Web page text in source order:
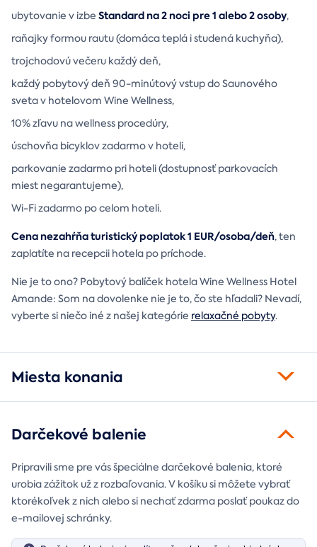
ubytovanie v izbe Standard na 2 noci pre 1 alebo 2 osoby,
raňajky formou rautu (domáca teplá i studená kuchyňa),
trojchodovú večeru každý deň,
každý pobytový deň 90-minútový vstup do Saunového
sveta v hotelovom Wine Wellness,
10% zľavu na wellness procedúry,
úschovňa bicyklov zadarmo v hoteli,
parkovanie zadarmo pri hoteli (dostupnosť parkovacích
miest negarantujeme),
Wi-Fi zadarmo po celom hoteli.
Cena nezahŕňa turistický poplatok 1 EUR/osoba/deň, ten
zaplatíte na recepcii hotela po príchode.
Nie je to ono? Pobytový balíček hotela Wine Wellness Hotel
Amande: Som na dovolenke nie je to, čo ste hľadali? Nevadí,
vyberte si niečo iné z našej kategórie relaxačné pobyty.
Miesta konania
Darčekové balenie
Pripravili sme pre vás špeciálne darčekové balenia, ktoré
urobia zážitok už z rozbaľovania. V košíku si môžete vybrať
ktorékoľvek z nich alebo si nechať zdarma poslať poukaz do
e-mailovej schránky.